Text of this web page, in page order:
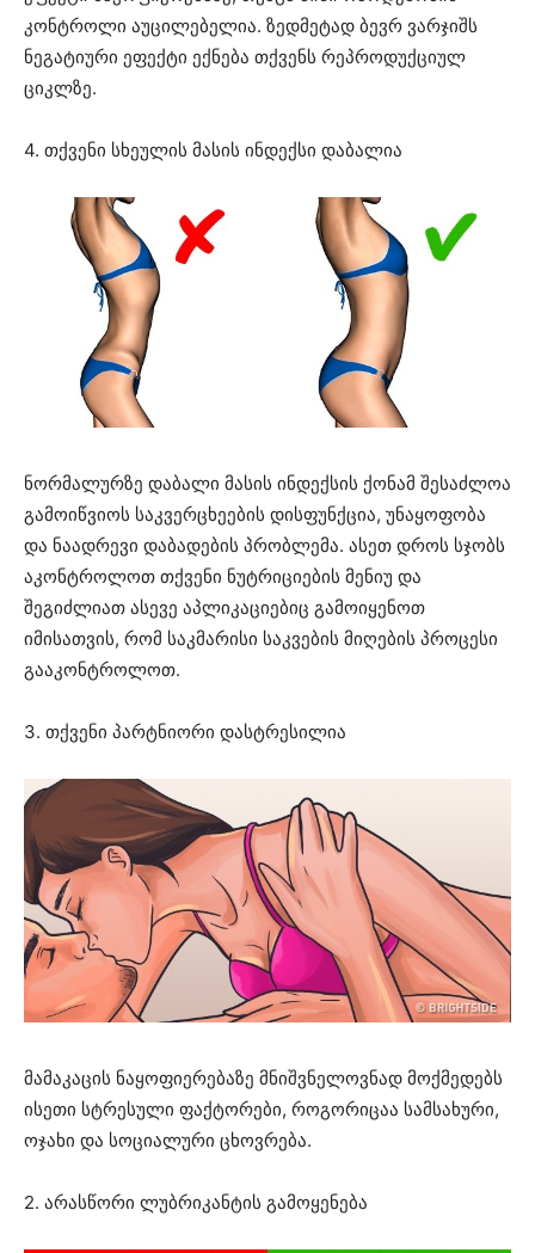
კონტროლი აუცილებელია. ზედმეტად ბევრ ვარჯიშს
ნეგატიური ეფექტი ექნება თქვენს რეპროდუქციულ
ციკლზე.
4. თქვენი სხეულის მასის ინდექსი დაბალია
ნორმალურზე დაბალი მასის ინდექსის ქონამ შესაძლოა
გამოიწვიოს საკვერცხეების დისფუნქცია, უნაყოფობა
და ნაადრევი დაბადების პრობლემა. ასეთ დროს სჯობს
აკონტროლოთ თქვენი ნუტრიციების მენიუ და
შეგიძლიათ ასევე აპლიკაციებიც გამოიყენოთ
იმისათვის, რომ საკმარისი საკვების მიღების პროცესი
გააკონტროლოთ.
3. თქვენი პარტნიორი დასტრესილია
მამაკაცის ნაყოფიერებაზე მნიშვნელოვნად მოქმედებს
ისეთი სტრესული ფაქტორები, როგორიცაა სამსახური,
ოჯახი და სოციალური ცხოვრება.
2. არასწორი ლუბრიკანტის გამოყენება